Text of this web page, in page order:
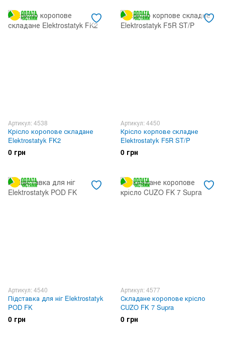
Артикул: 4538
Крісло коропове складане
Elektrostatyk FK2
0 грн
Артикул: 4450
Крісло корпове складне
Elektrostatyk F5R ST/P
0 грн
Артикул: 4540
Підставка для ніг Elektrostatyk
POD FK
0 грн
Артикул: 4577
Складане коропове крісло
CUZO FK 7 Supra
0 грн